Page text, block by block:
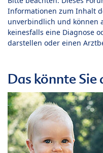
Informationen zum Inhalt
unverbindlich und können
keinesfalls eine Diagnose
darstellen oder einen
Das könnte Sie